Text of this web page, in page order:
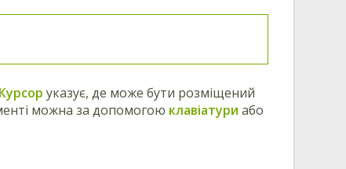
Курсор указує, де може бути розміщений
можна за допомогою клавіатури або